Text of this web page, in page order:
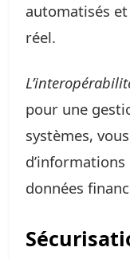
automatisés
réel.
pour une
systèmes,
données